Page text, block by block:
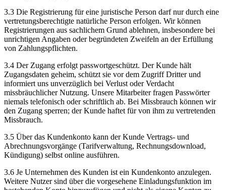
3.3 Die Registrierung für eine juristische Person darf nur durch eine
vertretungsberechtigte natürliche Person erfolgen. Wir können
Registrierungen aus sachlichem Grund ablehnen, insbesondere bei
unrichtigen Angaben oder begründeten Zweifeln an der Erfüllung
von Zahlungspflichten.
3.4 Der Zugang erfolgt passwortgeschützt. Der Kunde hält
Zugangsdaten geheim, schützt sie vor dem Zugriff Dritter und
informiert uns unverzüglich bei Verlust oder Verdacht
missbräuchlicher Nutzung. Unsere Mitarbeiter fragen Passwörter
niemals telefonisch oder schriftlich ab. Bei Missbrauch können wir
den Zugang sperren; der Kunde haftet für von ihm zu vertretenden
Missbrauch.
3.5 Über das Kundenkonto kann der Kunde Vertrags- und
Abrechnungsvorgänge (Tarifverwaltung, Rechnungsdownload,
Kündigung) selbst online ausführen.
3.6 Je Unternehmen des Kunden ist ein Kundenkonto anzulegen.
Weitere Nutzer sind über die vorgesehene Einladungsfunktion im